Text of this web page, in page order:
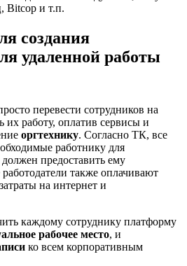
Bitcop и т.п.
создания
удаленной работы
перевести сотрудников на
их работу, оплатив сервисы и
оргтехнику. Согласно ТК, все
работнику для
предоставить ему
также оплачивают
на интернет и
каждому сотруднику платформу
рабочее место, и
ко всем корпоративным